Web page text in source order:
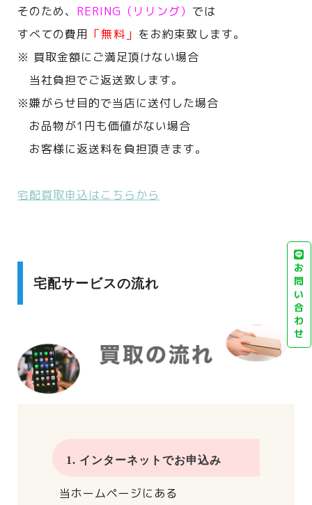
そのため、 RERING（リリング） では
すべての費用 「無料」 をお約束致します。
※ 買取金額にご満足頂けない場合
当社負担でご返送致します。
※嫌がらせ目的で当店に送付した場合
お品物が1円も価値がない場合
お客様に返送料を負担頂きます。
宅配買取申込はこちらから
宅配サービスの流れ
1. インターネットでお申込み
当ホームページにある
お
問
い
合
わ
せ